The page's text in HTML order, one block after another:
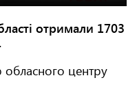
отримали 1703
обласного центру